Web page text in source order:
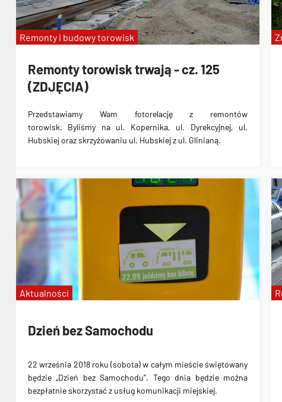
Remonty torowisk trwają - cz. 125
(ZDJĘCIA)
Przedstawiamy Wam fotorelację z remontów
torowisk. Byliśmy na ul. Kopernika, ul. Dyrekcyjnej, ul.
Hubskiej oraz skrzyżowaniu ul. Hubskiej z ul. Glinianą.
Remonty i budowy torowisk
Dzień bez Samochodu
22 września 2018 roku (sobota) w całym mieście świętowany
będzie „Dzień bez Samochodu”. Tego dnia będzie można
bezpłatnie skorzystać z usług komunikacji miejskiej.
Aktualności